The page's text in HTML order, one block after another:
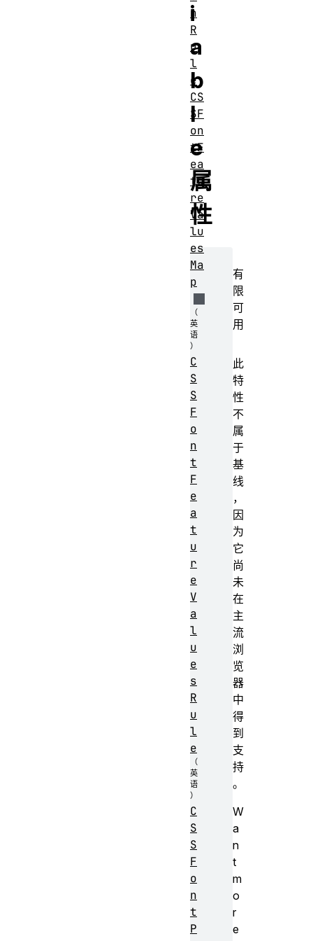
i
a
b
l
e
属
性
有
限
可
用
此
特
性
不
属
于
基
线
，
因
为
它
尚
未
在
主
流
浏
览
器
中
得
到
支
持
。
W
a
n
t
m
o
r
e
n
R
u
l
e
CS
SF
on
tF
ea
tu
re
Va
lu
es
Ma
p
C
S
S
F
o
n
t
F
e
a
t
u
r
e
V
a
l
u
e
s
R
u
l
e
C
S
S
F
o
n
t
P